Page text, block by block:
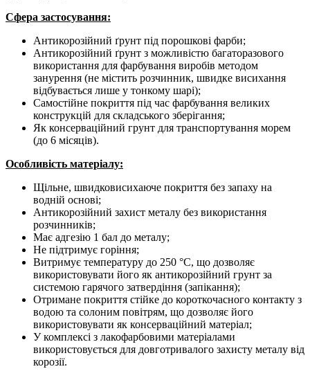
Сфера застосування:
Антикорозійний ґрунт під порошкові фарби;
Антикорозійний ґрунт з можливістю багаторазового
використання для фарбування виробів методом
занурення (не містить розчинник, швидке висихання
відбувається лише у тонкому шарі);
Самостійне покриття під час фарбування великих
конструкцій для складського зберігання;
Як консерваційний грунт для транспортування морем
(до 6 місяців).
Особливість матеріалу:
Щільне, швидковисихаюче покриття без запаху на
водній основі;
Антикорозійний захист металу без використання
розчинників;
Має адгезію 1 бал до металу;
Не підтримує горіння;
Витримує температуру до 250 °С, що дозволяє
використовувати його як антикорозійний грунт за
системою гарячого затвердіння (запікання);
Отримане покриття стійке до короткочасного контакту з
водою та солоним повітрям, що дозволяє його
використовувати як консерваційний матеріал;
У комплексі з лакофарбовими матеріалами
використовується для довготривалого захисту металу від
корозії.